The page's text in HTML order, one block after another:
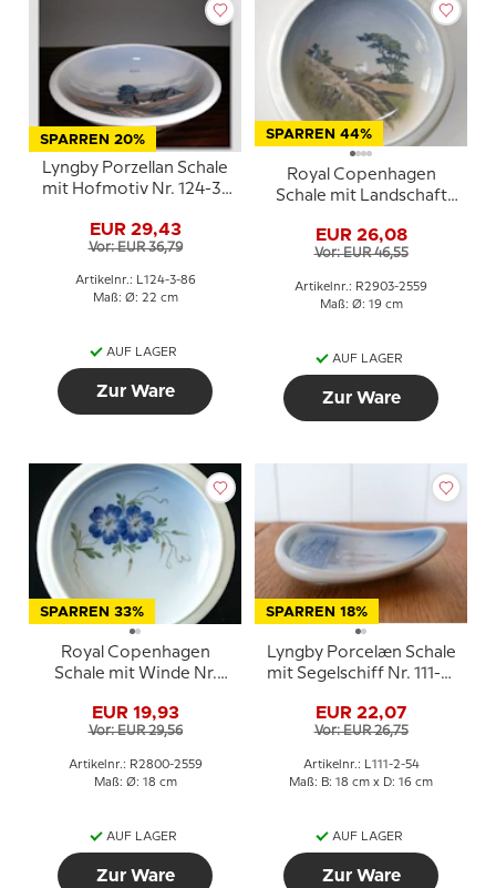
SPARREN 20%
Lyngby Porzellan Schale
mit Hofmotiv Nr. 124-3-
EUR 29,43
Vor: EUR 36,79
Artikelnr.: L124-3-86
Maß: Ø: 22 cm
AUF LAGER
Zur Ware
SPARREN 44%
Royal Copenhagen
Schale mit Landschaft
EUR 26,08
Vor: EUR 46,55
Artikelnr.: R2903-2559
Maß: Ø: 19 cm
AUF LAGER
Zur Ware
SPARREN 33%
Royal Copenhagen
Schale mit Winde Nr.
EUR 19,93
Vor: EUR 29,56
Artikelnr.: R2800-2559
Maß: Ø: 18 cm
AUF LAGER
Zur Ware
SPARREN 18%
Lyngby Porcelæn Schale
mit Segelschiff Nr. 111-2-
EUR 22,07
Vor: EUR 26,75
Artikelnr.: L111-2-54
Maß: B: 18 cm x D: 16 cm
AUF LAGER
Zur Ware